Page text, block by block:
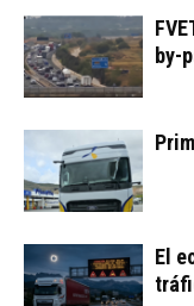
by-
El